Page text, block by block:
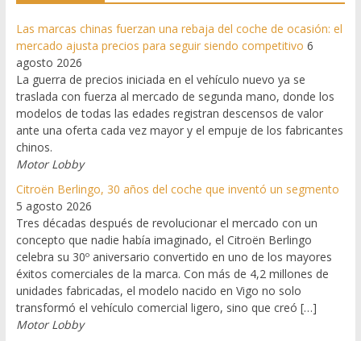
Las marcas chinas fuerzan una rebaja del coche de ocasión: el
mercado ajusta precios para seguir siendo competitivo 6
agosto 2026
La guerra de precios iniciada en el vehículo nuevo ya se
traslada con fuerza al mercado de segunda mano, donde los
modelos de todas las edades registran descensos de valor
ante una oferta cada vez mayor y el empuje de los fabricantes
chinos.
Motor Lobby
Citroën Berlingo, 30 años del coche que inventó un segmento
5 agosto 2026
Tres décadas después de revolucionar el mercado con un
concepto que nadie había imaginado, el Citroën Berlingo
celebra su 30º aniversario convertido en uno de los mayores
éxitos comerciales de la marca. Con más de 4,2 millones de
unidades fabricadas, el modelo nacido en Vigo no solo
transformó el vehículo comercial ligero, sino que creó […]
Motor Lobby